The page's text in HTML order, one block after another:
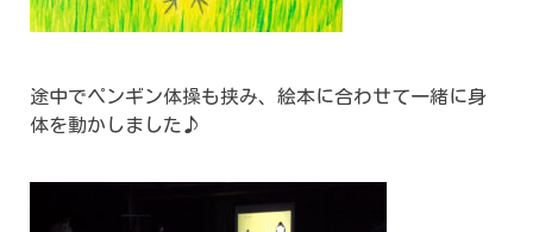
途中でペンギン体操も挟み、絵本に合わせて一緒に身
体を動かしました♪